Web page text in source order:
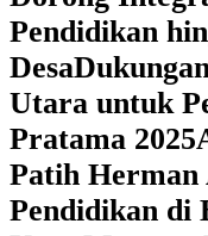
Pendidikan
Desa
Utara untuk
Pratama 2025
Patih
Pendidikan di